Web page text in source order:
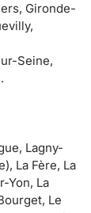
Gironde-
Seine,
Lagny-
La Fère, La
Yon, La
Le